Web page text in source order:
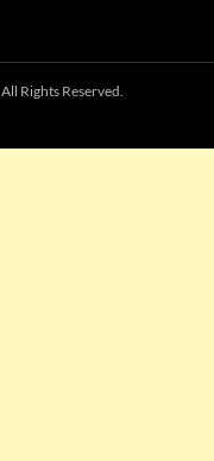
All Rights Reserved.